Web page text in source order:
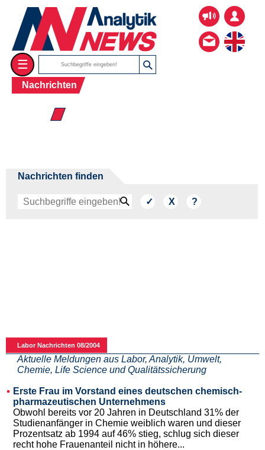
☰
Nachrichten
☰ 2004
Nachrichten finden
Labor Nachrichten 08/2004
Aktuelle Meldungen aus Labor, Analytik, Umwelt,
Chemie, Life Science und Qualitätssicherung
Erste Frau im Vorstand eines deutschen chemisch-
pharmazeutischen Unternehmens
Obwohl bereits vor 20 Jahren in Deutschland 31% der
Studienanfänger in Chemie weiblich waren und dieser
Prozentsatz ab 1994 auf 46% stieg, schlug sich dieser
recht hohe Frauenanteil nicht in höhere...